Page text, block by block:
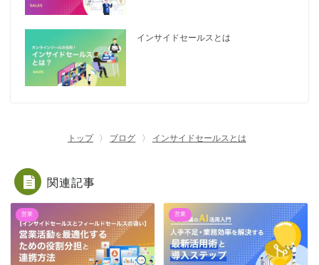
インサイドセールスとは
トップ ブログ インサイドセールスとは
関連記事
営業 営業